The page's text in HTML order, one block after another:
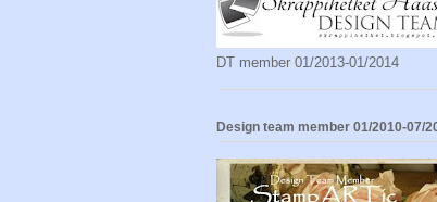
DT member 01/2013-01/2014
Design team member 01/2010-07/